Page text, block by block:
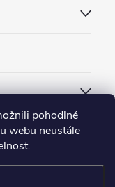
pohodlné
webu neustále
?